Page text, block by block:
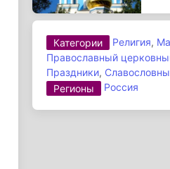
Категории Религия,
Православный
Праздники,
Регионы
Россия